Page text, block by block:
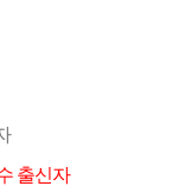
출신자